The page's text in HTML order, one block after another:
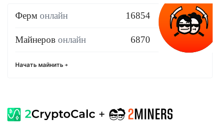
Ферм онлайн 16854
Майнеров онлайн 6870
Начать майнить